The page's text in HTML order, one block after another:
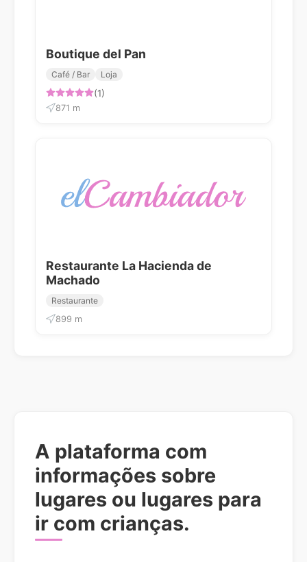
Boutique del Pan
Café / Bar Loja
(1)
871 m
Restaurante La Hacienda de
Machado
Restaurante
899 m
A plataforma com
informações sobre
lugares ou lugares para
ir com crianças.